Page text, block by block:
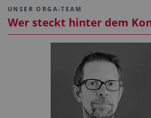
UNSER ORGA-TEAM
Wer steckt hinter dem